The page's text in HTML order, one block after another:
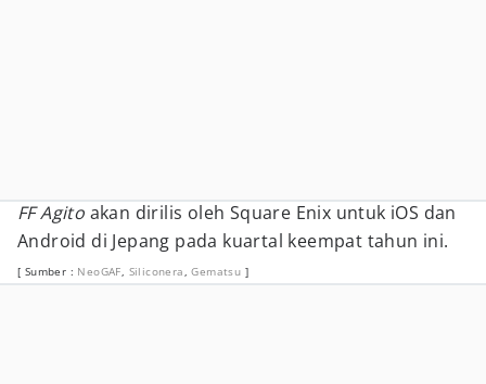
FF Agito akan dirilis oleh Square Enix untuk iOS dan
Android di Jepang pada kuartal keempat tahun ini.
[ Sumber : NeoGAF, Siliconera,Gematsu ]